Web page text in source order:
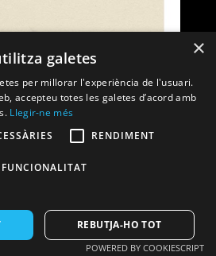
×
galetes
per millorar l'experiència de l'usuari.
accepteu totes les galetes d’acord amb
Llegir-ne més
RENDIMENT
FUNCIONALITAT
REBUTJA-HO TOT
POWERED BY COOKIESCRIPT